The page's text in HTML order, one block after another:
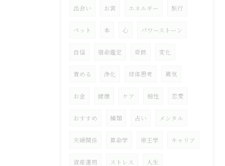
出会い お宮 エネルギー 旅行
ペット 本 心 パワーストーン
自信 宿命鑑定 奇跡 変化
責める 浄化 球体思考 勇気
お金 健康 ケア 相性 恋愛
おすすめ 種類 占い メンタル
夫婦関係 算命学 帝王学 キャリア
資産運用 ストレス 人生